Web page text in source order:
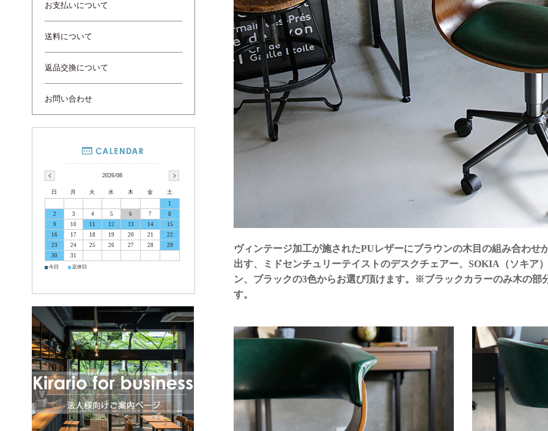
ヴィンテージ加工が施されたPUレザーにブラウンの木目の組み合わせ
出す、ミドセンチュリーテイストのデスクチェアー、SOKIA（ソキア
ン、ブラックの3色からお選び頂けます。※ブラックカラーのみ木の部
す。
お支払いについて
送料について
返品交換について
お問い合わせ
2026/08
日 月 火 水 木 金
土
1
2
3 4 5 6 7
8
9
10 11 12 13 14
15
16
17 18 19 20 21
22
23
24 25 26 27 28
29
30
31
■ 今日 ■ 定休日